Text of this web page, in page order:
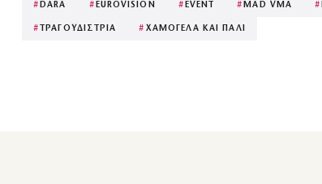
# DARA # EUROVISION # EVENT # MAD VMA #
# ΤΡΑΓΟΥΔΙΣΤΡΙΑ # ΧΑΜΟΓΕΛΑ ΚΑΙ ΠΑΛΙ